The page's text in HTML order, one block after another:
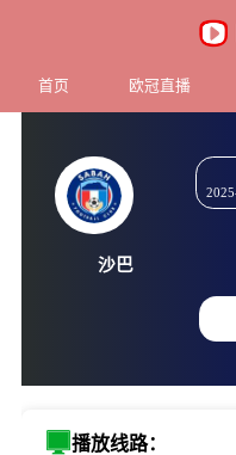
首页 欧冠直播
播放线路：